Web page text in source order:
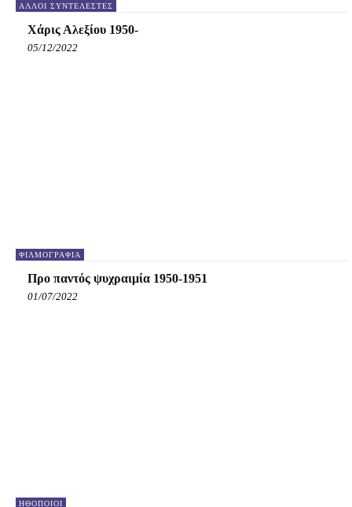
ΆΛΛΟΙ ΣΥΝΤΕΛΕΣΤΈΣ
Χάρις Αλεξίου 1950-
05/12/2022
ΦΙΛΜΟΓΡΑΦΊΑ
Προ παντός ψυχραιμία 1950-1951
01/07/2022
HΘΟΠΟΙΟΊ